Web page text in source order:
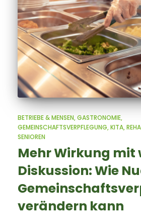
BETRIEBE & MENSEN GASTRONOMIE
GEMEINSCHAFTSVERPFLEGUNG KITA
SENIOREN
Mehr Wirkung mit
Diskussion: Wie
verändern kann